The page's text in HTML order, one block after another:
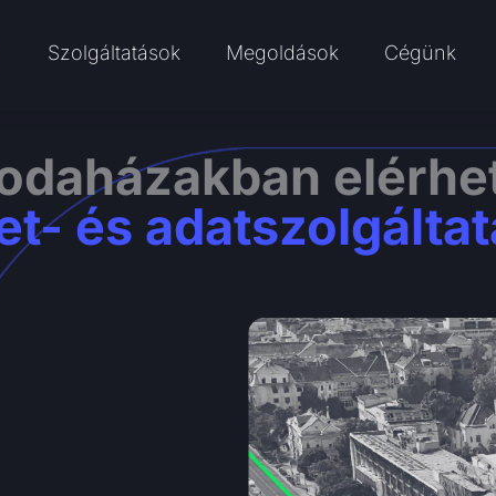
Szolgáltatások Open Szolgáltatások
Megoldások Open Megoldások
Cégünk
és